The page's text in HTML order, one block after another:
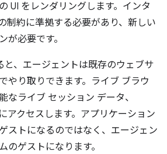
UI をレンダリングします。インタ
制約に準拠する必要があり、新しい
が必要です。
と、エージェントは既存のウェブサ
やり取りできます。ライブ ブラウ
なライブ セッション データ、
アクセスします。アプリケーション
ストになるのではなく、エージェン
のゲストになります。